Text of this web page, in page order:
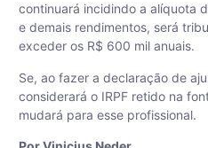
continuará incidindo a alíquota
e demais rendimentos, será
exceder os R$ 600 mil anuais.
Se, ao fazer a declaração de
considerará o IRPF retido na
mudará para esse profissional.